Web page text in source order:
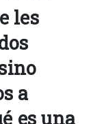
les
a
es una